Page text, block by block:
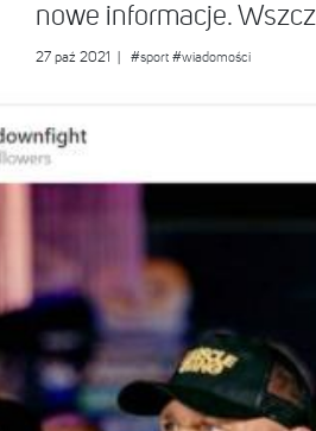
nowe informacje.
27 paź 2021 #sport #wiadomości